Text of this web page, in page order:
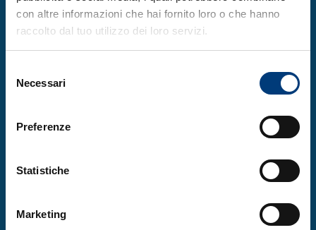
con altre informazioni che hai fornito loro o che hanno
raccolto dal tuo utilizzo dei loro servizi.
delNecessari
Preferenze
Statistiche
Marketing
Data: MARTEDÌ 18 GIUGNO 2024
Orario: 18.00 – 20.00
Argomento: La realtà virtuale nella
muscoloscheletrico non-oncologico
Orario: 18.00 – 20.00
nuovo target per la cura delle malattie